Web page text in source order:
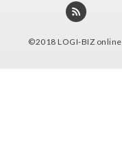
©2018 LOGI-BIZ online